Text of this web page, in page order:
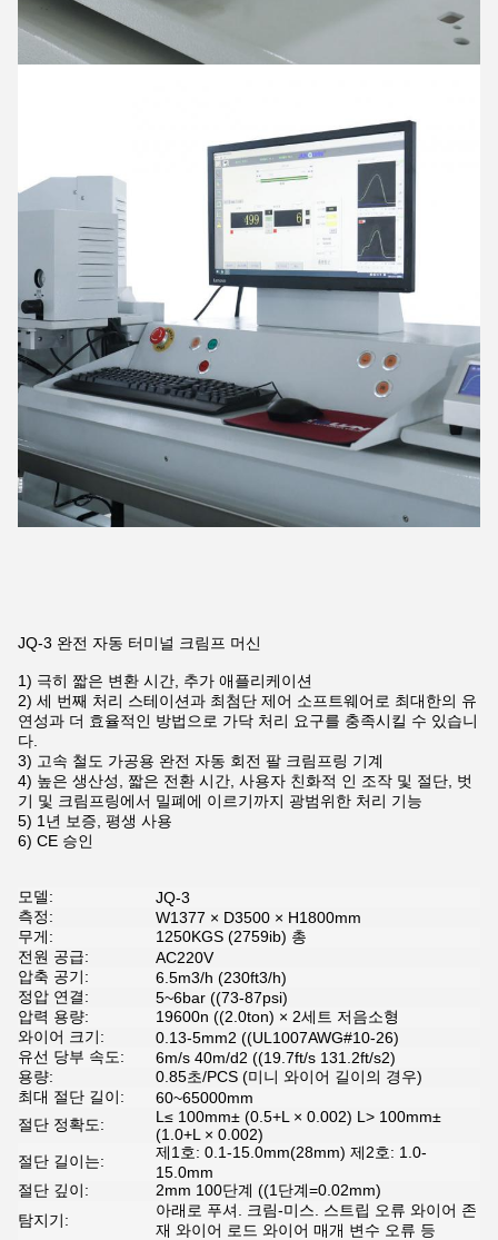
JQ-3 완전 자동 터미널 크림프 머신
1) 극히 짧은 변환 시간, 추가 애플리케이션
2) 세 번째 처리 스테이션과 최첨단 제어 소프트웨어로 최대한의 유
연성과 더 효율적인 방법으로 가닥 처리 요구를 충족시킬 수 있습니
다.
3) 고속 철도 가공용 완전 자동 회전 팔 크림프링 기계
4) 높은 생산성, 짧은 전환 시간, 사용자 친화적 인 조작 및 절단, 벗
기 및 크림프링에서 밀폐에 이르기까지 광범위한 처리 기능
5) 1년 보증, 평생 사용
6) CE 승인
모델:
JQ-3
측정:
W1377 × D3500 × H1800mm
무게:
1250KGS (2759ib) 총
전원 공급:
AC220V
압축 공기:
6.5m3/h (230ft3/h)
정압 연결:
5~6bar ((73-87psi)
압력 용량:
19600n ((2.0ton) × 2세트 저음소형
와이어 크기:
0.13-5mm2 ((UL1007AWG#10-26)
유선 당부 속도:
6m/s 40m/d2 ((19.7ft/s 131.2ft/s2)
용량:
0.85초/PCS (미니 와이어 길이의 경우)
최대 절단 길이:
60~65000mm
절단 정확도:
L≤ 100mm± (0.5+L × 0.002) L> 100mm±
(1.0+L × 0.002)
절단 길이는:
제1호: 0.1-15.0mm(28mm) 제2호: 1.0-
15.0mm
절단 깊이:
2mm 100단계 ((1단계=0.02mm)
탐지기:
아래로 푸셔. 크림-미스. 스트립 오류 와이어 존
재 와이어 로드 와이어 매개 변수 오류 등